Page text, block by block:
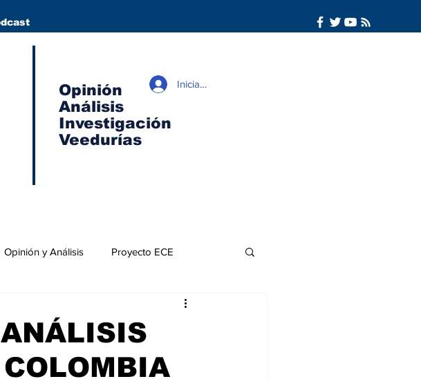
Opinión
Análisis
Investigación
Veedurías
Iniciar sesión
Opinión y Análisis Proyecto ECE